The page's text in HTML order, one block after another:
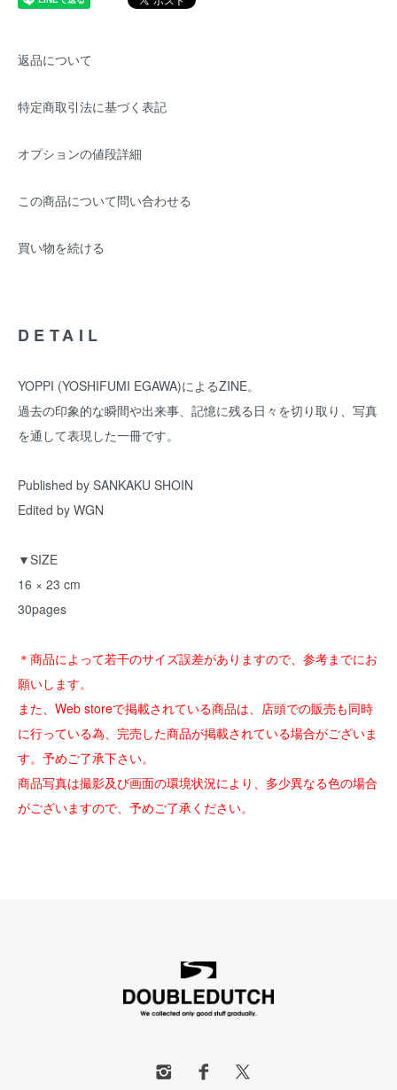
返品について
特定商取引法に基づく表記
オプションの値段詳細
この商品について問い合わせる
買い物を続ける
DETAIL
YOPPI (YOSHIFUMI EGAWA)によるZINE。
過去の印象的な瞬間や出来事、記憶に残る日々を切り取り、写真
を通して表現した一冊です。
Published by SANKAKU SHOIN
Edited by WGN
▼SIZE
16 × 23 cm
30pages
＊商品によって若干のサイズ誤差がありますので、参考までにお
願いします。
また、Web storeで掲載されている商品は、店頭での販売も同時
に行っている為、完売した商品が掲載されている場合がございま
す。予めご了承下さい。
商品写真は撮影及び画面の環境状況により、多少異なる色の場合
がございますので、予めご了承ください。